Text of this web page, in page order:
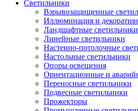
Светильники
Взрывозащищенные
Иллюминация и
Ландшафтные светильники
Линейные светильники
Настенно-потолочные
Настольные светильники
Опоры освещения
Ориентационные и
Переносные светильники
Подвесные светильники
Прожекторы